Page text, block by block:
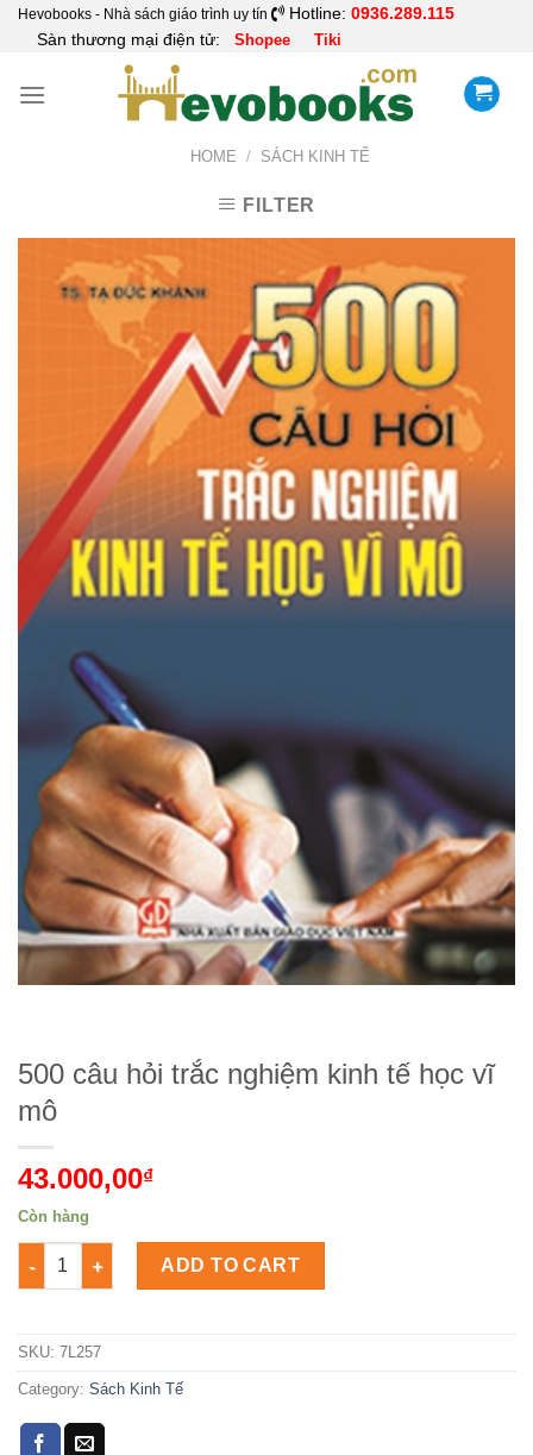
SkipHevobooks - Nhà sách giáo trình uy tín Hotline: 0936.289.115
Sàn thương mại điện tử: Shopee Tiki
HOME / SÁCH KINH TẾ
FILTER
500 câu hỏi trắc nghiệm kinh tế học vĩ
mô
43.000,00₫
Còn hàng
500 câu hỏi trắc nghiệm kinh tế học vĩ mô Số lượng
ADD TO CART
SKU: 7L257
Category: Sách Kinh Tế